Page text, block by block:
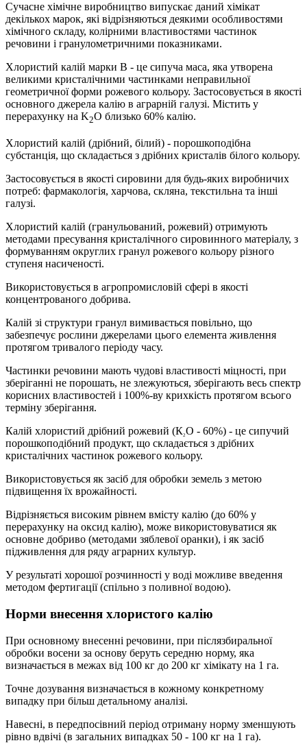
Сучасне хімічне виробництво випускає даний хімікат
декількох марок, які відрізняються деякими особливостями
хімічного складу, колірними властивостями частинок
речовини і гранулометричними показниками.
Хлористий калій марки В - це сипуча маса, яка утворена
великими кристалічними частинками неправильної
геометричної форми рожевого кольору. Застосовується в якості
основного джерела калію в аграрній галузі. Містить у
перерахунку на K2O близько 60% калію.
Хлористий калій (дрібний, білий) - порошкоподібна
субстанція, що складається з дрібних кристалів білого кольору.
Застосовується в якості сировини для будь-яких виробничих
потреб: фармакологія, харчова, скляна, текстильна та інші
галузі.
Хлористий калій (гранульований, рожевий) отримують
методами пресування кристалічного сировинного матеріалу, з
формуванням округлих гранул рожевого кольору різного
ступеня насиченості.
Використовується в агропромисловій сфері в якості
концентрованого добрива.
Калій зі структури гранул вимивається повільно, що
забезпечує рослини джерелами цього елемента живлення
протягом тривалого періоду часу.
Частинки речовини мають чудові властивості міцності, при
зберіганні не порошать, не злежуються, зберігають весь спектр
корисних властивостей і 100%-ву крихкість протягом всього
терміну зберігання.
Калій хлористий дрібний рожевий (К2О - 60%) - це сипучий
порошкоподібний продукт, що складається з дрібних
кристалічних частинок рожевого кольору.
Використовується як засіб для обробки земель з метою
підвищення їх врожайності.
Відрізняється високим рівнем вмісту калію (до 60% у
перерахунку на оксид калію), може використовуватися як
основне добриво (методами зяблевої оранки), і як засіб
підживлення для ряду аграрних культур.
У результаті хорошої розчинності у воді можливе введення
методом фертигації (спільно з поливної водою).
Норми внесення хлористого калію
При основному внесенні речовини, при післязбиральної
обробки восени за основу беруть середню норму, яка
визначається в межах від 100 кг до 200 кг хімікату на 1 га.
Точне дозування визначається в кожному конкретному
випадку при більш детальному аналізі.
Навесні, в передпосівний період отриману норму зменшують
рівно вдвічі (в загальних випадках 50 - 100 кг на 1 га).